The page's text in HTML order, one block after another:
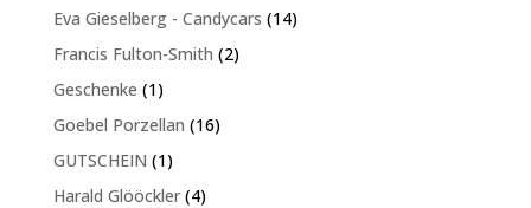
Produkte
Eva Gieselberg - Candycars 1414
Francis Fulton-Smith 22
Geschenke 11
Produkt
Goebel Porzellan 1616
GUTSCHEIN 11
Produkt
Harald Glööckler 44